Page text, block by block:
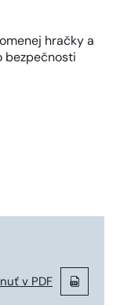
v PDF